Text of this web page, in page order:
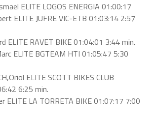
ELITE LOGOS ENERGIA 01:00:17
ELITE JUFRE VIC-ETB 01:03:14 2:57
ELITE RAVET BIKE 01:04:01 3:44 min.
ELITE BGTEAM HTI 01:05:47 5:30
ELITE SCOTT BIKES CLUB
6:25 min.
ELITE LA TORRETA BIKE 01:07:17 7:00